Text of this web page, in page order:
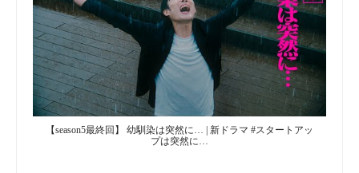
【season5最終回】 幼馴染は突然に… | 新ドラマ #スタートアッ
プは突然に…